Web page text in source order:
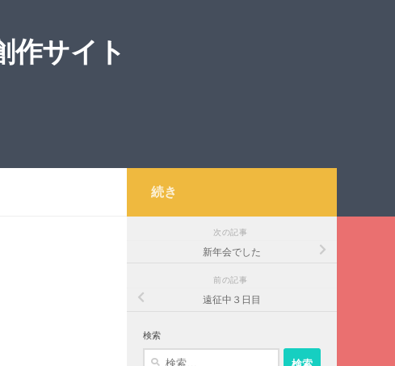
作サイト
続き
次の記事
新年会でした
前の記事
遠征中３日目
検索